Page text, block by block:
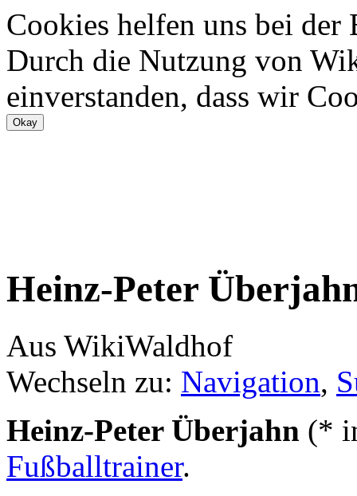
Cookies helfen uns bei
Durch die Nutzung von
einverstanden, dass wir
Heinz-Peter
Aus WikiWaldhof
Wechseln zu: Navigation,
Heinz-Peter Überjahn (*
Fußballtrainer.